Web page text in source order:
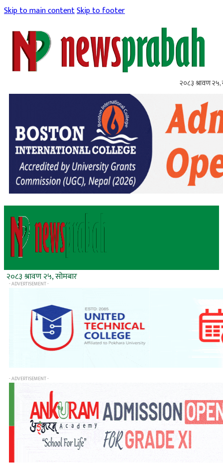
Skip to main contentSkip to footer
२०८३ श्रावण २५,
२०८३ श्रावण २५, सोमबार
- ADVERTISEMENT -
- ADVERTISEMENT -